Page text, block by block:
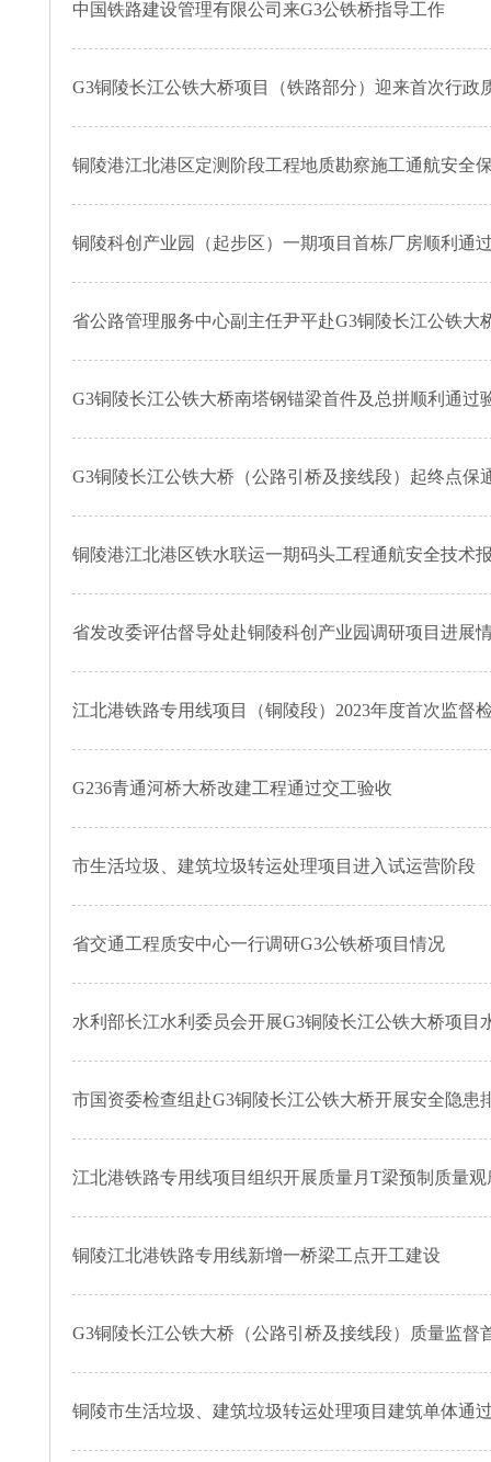
中国铁路建设管理有限公司来G3公铁桥指导工作
G3铜陵长江公铁大桥项目（铁路部分）迎来首次行政
铜陵港江北港区定测阶段工程地质勘察施工通航安全
铜陵科创产业园（起步区）一期项目首栋厂房顺利通
省公路管理服务中心副主任尹平赴G3铜陵长江公铁大
G3铜陵长江公铁大桥南塔钢锚梁首件及总拼顺利通过
G3铜陵长江公铁大桥（公路引桥及接线段）起终点
铜陵港江北港区铁水联运一期码头工程通航安全技术
省发改委评估督导处赴铜陵科创产业园调研项目进展
江北港铁路专用线项目（铜陵段）2023年度首次监督
G236青通河桥大桥改建工程通过交工验收
市生活垃圾、建筑垃圾转运处理项目进入试运营阶段
省交通工程质安中心一行调研G3公铁桥项目情况
水利部长江水利委员会开展G3铜陵长江公铁大桥项目
市国资委检查组赴G3铜陵长江公铁大桥开展安全隐患
江北港铁路专用线项目组织开展质量月T梁预制质量观
铜陵江北港铁路专用线新增一桥梁工点开工建设
G3铜陵长江公铁大桥（公路引桥及接线段）质量监督
铜陵市生活垃圾、建筑垃圾转运处理项目建筑单体通